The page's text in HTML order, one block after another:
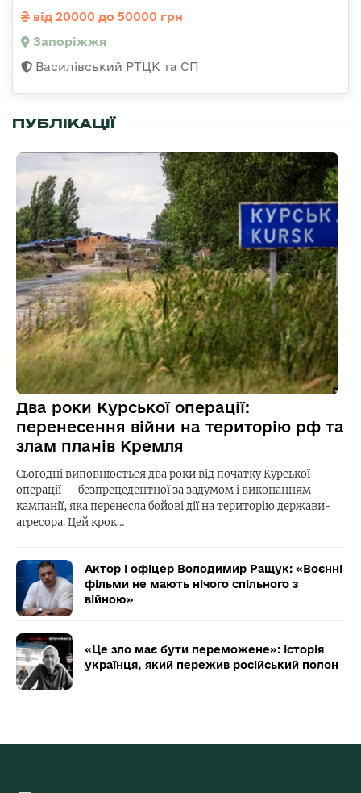
від 20000 до 50000 грн
Запоріжжя
Василівський РТЦК та СП
ПУБЛІКАЦІЇ
Два роки Курської операції:
перенесення війни на територію рф та
злам планів Кремля
Сьогодні виповнюється два роки від початку Курської
операції — безпрецедентної за задумом і виконанням
кампанії, яка перенесла бойові дії на територію держави-
агресора. Цей крок…
Актор і офіцер Володимир Ращук: «Воєнні
фільми не мають нічого спільного з
війною»
«Це зло має бути переможене»: історія
українця, який пережив російський полон